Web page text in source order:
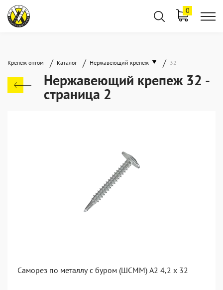
0
Крепёж оптом / Каталог / Нержавеющий крепеж / 32
Нержавеющий крепеж 32 -
страница 2
Саморез по металлу с буром (ШСММ) А2 4,2 x 32